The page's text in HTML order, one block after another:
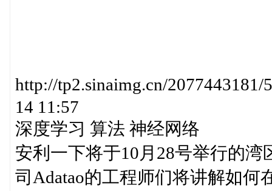
http://tp2.sinaimg.cn/
14 11:57
深度学习 算法 神经网络
安利一下将于10月28号举行的湾
司Adatao的工程师们将讲解如何